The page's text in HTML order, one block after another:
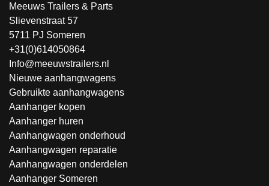
Meeuws Trailers & Parts
Slievenstraat 57
5711 PJ Someren
+31(0)614050864
Info@meeuwstrailers.nl
Nieuwe aanhangwagens
Gebruikte aanhangwagens
Aanhanger kopen
Aanhanger huren
Aanhangwagen onderhoud
Aanhangwagen reparatie
Aanhangwagen onderdelen
Aanhanger Someren